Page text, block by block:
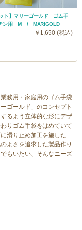
ト】マリーゴールド ゴム手
ン用 M / MARIGOLD
￥1,650 (税込)
務用・家庭用のゴム手袋
ゴールド」のコンセプト
るよう立体的な形にデザ
りゴム手袋をはめていて
滑り止め加工を施した
よさを追求した製品作り
もいたい、そんなニーズ